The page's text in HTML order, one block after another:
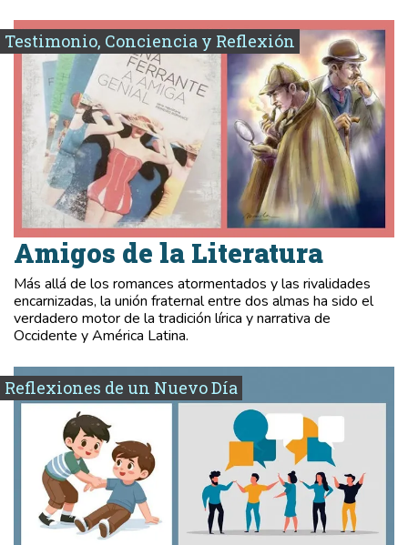
Testimonio, Conciencia y Reflexión
Amigos de la Literatura
Más allá de los romances atormentados y las rivalidades
encarnizadas, la unión fraternal entre dos almas ha sido el
verdadero motor de la tradición lírica y narrativa de
Occidente y América Latina.
Reflexiones de un Nuevo Día